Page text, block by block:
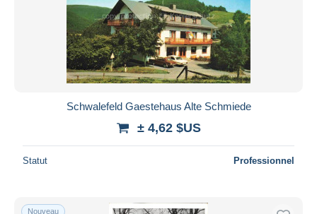
Schwalefeld Gaestehaus Alte Schmiede
± 4,62 $US
Statut Professionnel
Nouveau